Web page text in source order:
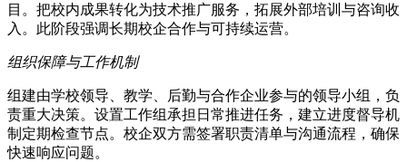
目。把校内成果转化为技术推广服务，拓展外部培训与咨询收
入。此阶段强调长期校企合作与可持续运营。
组织保障与工作机制
组建由学校领导、教学、后勤与合作企业参与的领导小组，负
责重大决策。设置工作组承担日常推进任务，建立进度督导机
制定期检查节点。校企双方需签署职责清单与沟通流程，确保
快速响应问题。